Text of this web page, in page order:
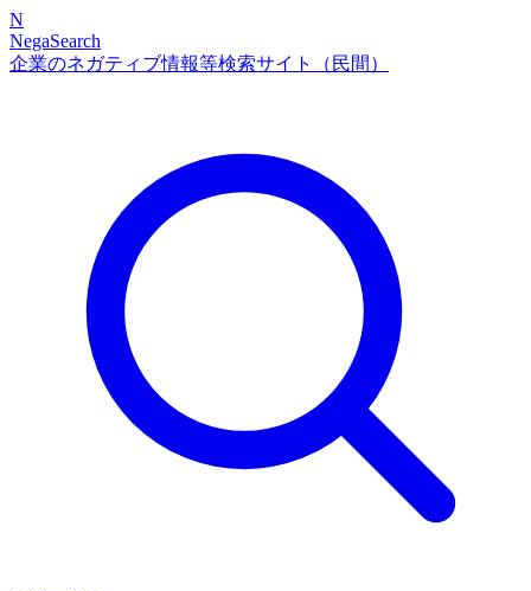
N
NegaSearch
企業のネガティブ情報等検索サイト（民間）